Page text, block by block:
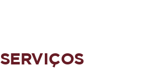
SERVIÇOS